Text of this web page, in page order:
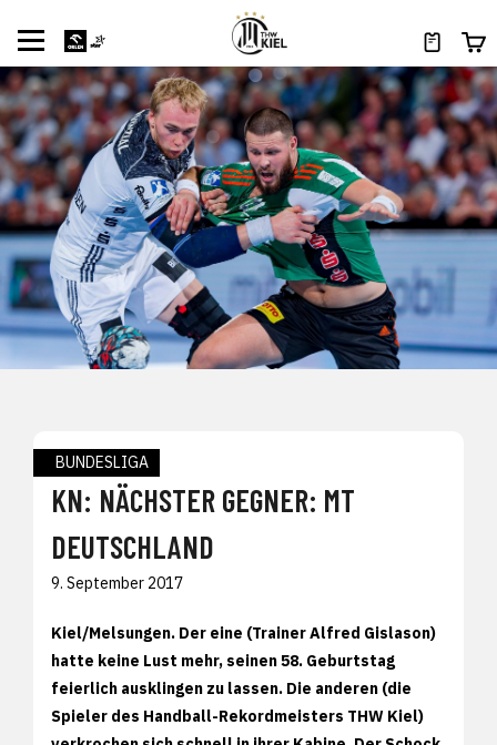
BUNDESLIGA
KN: NÄCHSTER GEGNER: MT
DEUTSCHLAND
9. September 2017
Kiel/Melsungen. Der eine (Trainer Alfred Gislason)
hatte keine Lust mehr, seinen 58. Geburtstag
feierlich ausklingen zu lassen. Die anderen (die
Spieler des Handball-Rekordmeisters THW Kiel)